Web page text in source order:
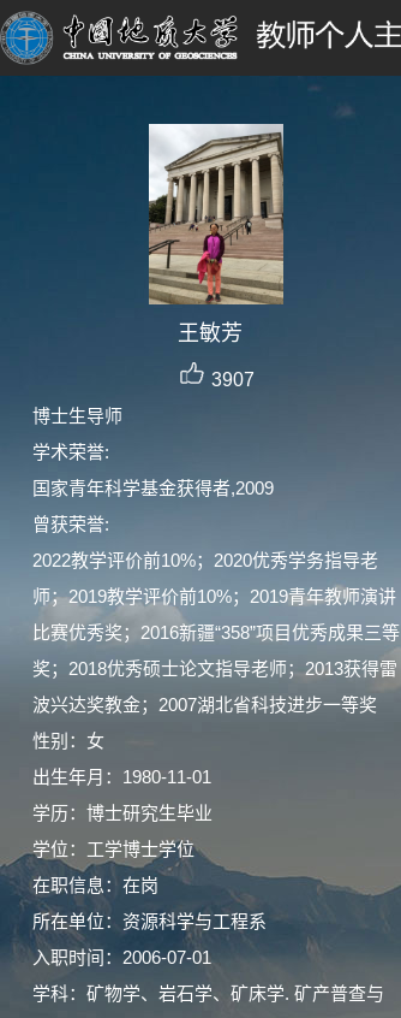
王敏芳
3907
博士生导师
学术荣誉:
国家青年科学基金获得者,2009
曾获荣誉:
2022教学评价前10%；2020优秀学务指导老
师；2019教学评价前10%；2019青年教师演讲
比赛优秀奖；2016新疆“358”项目优秀成果三等
奖；2018优秀硕士论文指导老师；2013获得雷
波兴达奖教金；2007湖北省科技进步一等奖
性别：女
出生年月：1980-11-01
学历：博士研究生毕业
学位：工学博士学位
在职信息：在岗
所在单位：资源科学与工程系
入职时间：2006-07-01
学科：矿物学、岩石学、矿床学. 矿产普查与